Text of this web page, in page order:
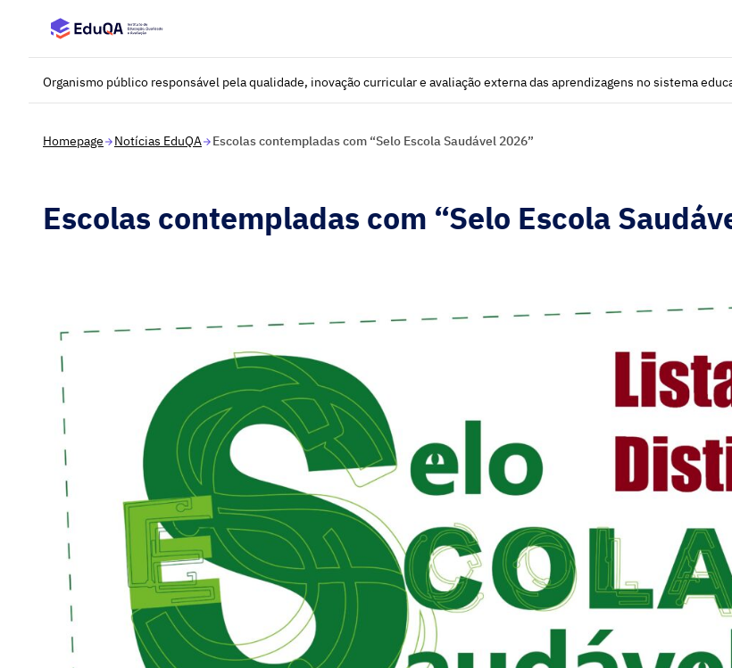
Organismo público responsável pela qualidade, inovação curricular e avaliação externa das aprendizagens no sistema
Homepage Notícias EduQA Escolas contempladas com “Selo Escola Saudável 2026”
Escolas contempladas com “Selo Escola